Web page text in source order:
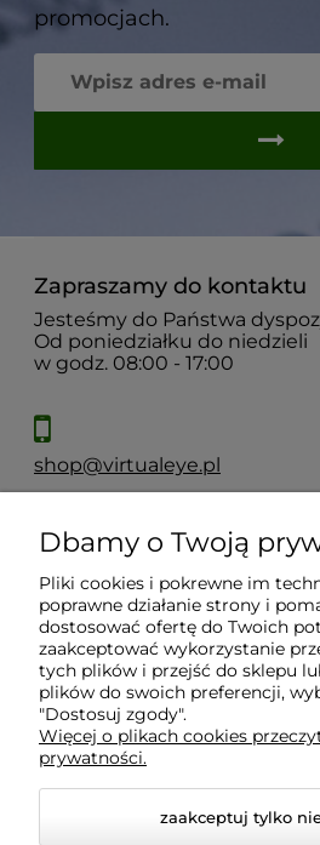
promocjach.
Zapraszamy do kontaktu
Jesteśmy do Państwa
Od poniedziałku do niedzieli
w godz. 08:00 - 17:00
shop@virtualeye.pl
Moje konto
Płatności i dostawa
Informacje
O nas
Dbamy o Twoją
Pliki cookies i pokrewne im
poprawne działanie strony i
dostosować ofertę do Twoich
zaakceptować wykorzystanie
tych plików i przejść do sklepu
plików do swoich preferencji,
"Dostosuj zgody".
Więcej o plikach cookies
prywatności.
zaakceptuj tylko